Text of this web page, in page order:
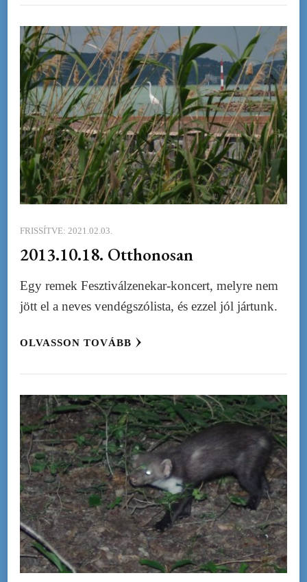
FRISSÍTVE: 2021.02.03.
2013.10.18. Otthonosan
Egy remek Fesztiválzenekar-koncert, melyre nem
jött el a neves vendégszólista, és ezzel jól jártunk.
OLVASSON TOVÁBB